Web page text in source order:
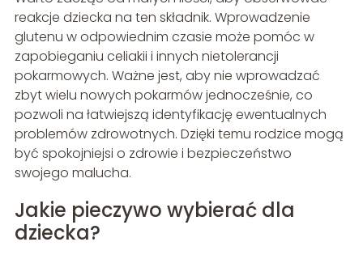
reakcje dziecka na ten składnik. Wprowadzenie
glutenu w odpowiednim czasie może pomóc w
zapobieganiu celiakii i innych nietolerancji
pokarmowych. Ważne jest, aby nie wprowadzać
zbyt wielu nowych pokarmów jednocześnie, co
pozwoli na łatwiejszą identyfikację ewentualnych
problemów zdrowotnych. Dzięki temu rodzice mogą
być spokojniejsi o zdrowie i bezpieczeństwo
swojego malucha.
Jakie pieczywo wybierać dla
dziecka?